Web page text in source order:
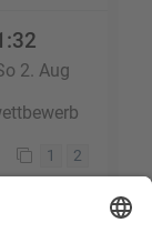
2. Aug
1 2